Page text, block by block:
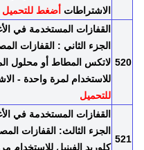
الاشتراطات أضغط للتحميل
520
القفازات المستخدمة في
الجزء الثاني : القفازات
لاتكس المطاط أو محلول
للاستخدام لمرة واحدة -
للتحميل
521
القفازات المستخدمة في
الجزء الثالث: القفازات
كلوريد الفينيل للاستخدام